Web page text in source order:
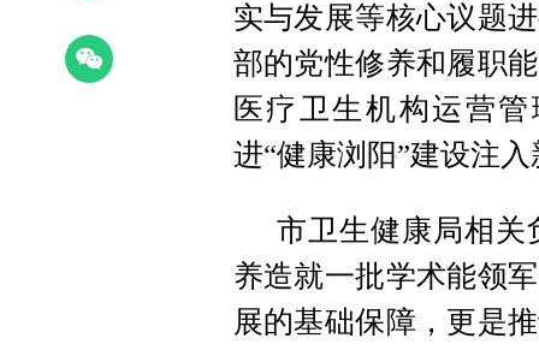
实与发展等核心议题
部的党性修养和履职
医疗卫生机构运营
进“健康浏阳”建设注
市卫生健康局相关
养造就一批学术能领
展的基础保障，更是